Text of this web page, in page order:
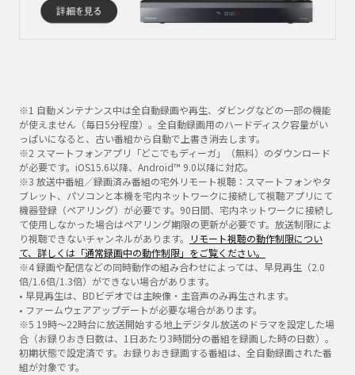
※1 自動メンテナンス中は全自動録画や再生、ダビングなどの一部の機能
が使えません（毎日5分程度）。全自動録画用のハードディスク容量がい
っぱいになると、古い番組から自動で上書き消去します。
※2 スマートフォンアプリ「どこでもディーガ」（無料）のダウンロード
が必要です。iOS15.6以降、Android™ 9.0以降に対応。
※3 放送中番組／録画済み番組の宅外リモート視聴：スマートフォンやタ
ブレット、パソコンと本機を宅内ネットワークに接続して視聴アプリにて
機器登録（ペアリング）が必要です。90日間、宅内ネットワークに接続し
て使用しなかった場合はペアリング期限の更新が必要です。放送制限によ
り視聴できないチャンネルがあります。
リモート視聴の動作制限につい
て、詳しくは「通常録画中の動作制限」をご覧ください。
※4 録画や配信などの同時動作の組み合わせによっては、早見再生（2.0
倍/1.6倍/1.3倍）ができない場合があります。
• 早見再生は、BDビデオでは主映像・主音声のみ再生されます。
• ファームウェアアップデートが必要な場合があります。
※5 19時～22時台に放送開始する地上デジタル放送のドラマを設定した場
合（お録りおき日数は、1日あたり3時間分の番組を録画した時の日数）。
初期状態で設定済です。お録りおき録画する番組は、全自動録画された番
組が対象です。